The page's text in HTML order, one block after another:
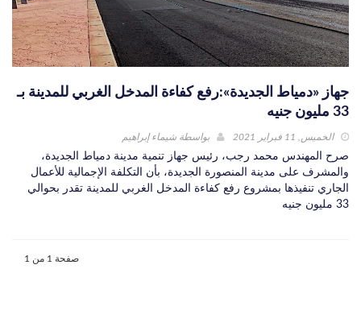
جهاز «دمياط الجديدة»:رفع كفاءة المدخل الغربي للمدينة بـ
33 مليون جنيه
الخميس, 11 فبراير 2021 بواسطة شيماء إبراهيم
صرح المهندس محمد رجب، رئيس جهاز تنمية مدينة دمياط الجديدة،
والمشرف على مدينة المنصورة الجديدة، بأن التكلفة الإجمالية للأعمال
الجاري تنفيذها بمشروع رفع كفاءة المدخل الغربي للمدينة تقدر بحوالي
33 مليون جنيه
صفحة 1 من 1